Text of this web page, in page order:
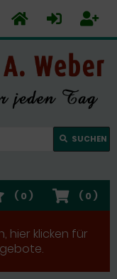
SUCHEN
( 0 )
( 0 )
hier klicken für